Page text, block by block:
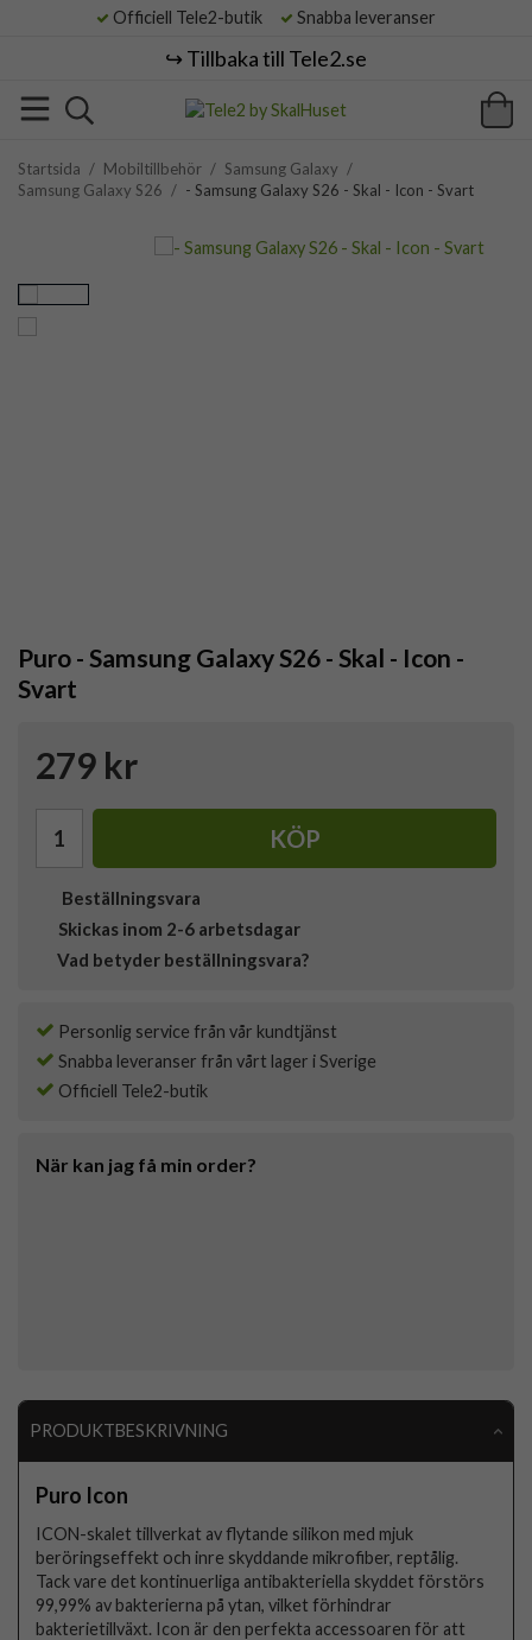
Officiell Tele2-butik Snabba leveranser
↪️ Tillbaka till Tele2.se
Startsida / Mobiltillbehör / Samsung Galaxy /
Samsung Galaxy S26 / - Samsung Galaxy S26 - Skal - Icon - Svart
Puro - Samsung Galaxy S26 - Skal - Icon -
Svart
279 kr
KÖP
Beställningsvara
Skickas inom 2-6 arbetsdagar
Vad betyder beställningsvara?
Personlig service från vår kundtjänst
Snabba leveranser från vårt lager i Sverige
Officiell Tele2-butik
När kan jag få min order?
PRODUKTBESKRIVNING
Puro Icon
ICON-skalet tillverkat av flytande silikon med mjuk
beröringseffekt och inre skyddande mikrofiber, reptålig.
Tack vare det kontinuerliga antibakteriella skyddet förstörs
99,99% av bakterierna på ytan, vilket förhindrar
bakterietillväxt. Icon är den perfekta accessoaren för att